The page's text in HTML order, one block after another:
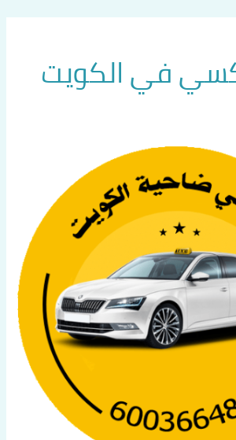
في الكويت